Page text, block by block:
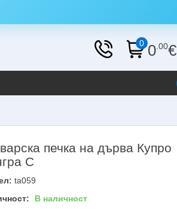
0 0.00€
печка на дърва Купро
С
ta059
В наличност